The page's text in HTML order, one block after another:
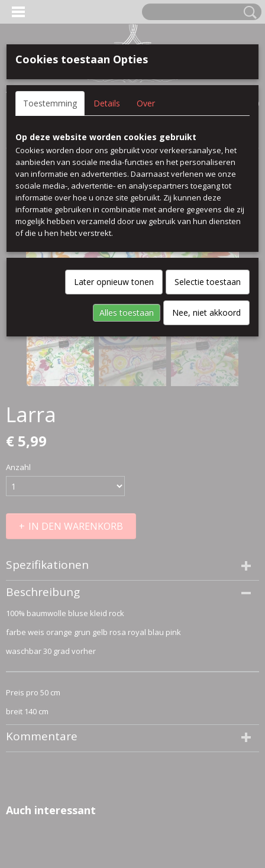
Anmelden Registrieren
(0)
Startseite>100 % baumwolle >Larra
Larra
€ 5,99
Anzahl
IN DEN WARENKORB
Spezifikationen
Größe (l,b,h)
50 x 140 x 0 cm
Beschreibung
100% baumwolle bluse kleid rock
farbe weis orange grun gelb rosa royal blau pink
waschbar 30 grad vorher
Preis pro 50 cm
breit 140 cm
Kommentare
Auch interessant
Cookies toestaan Opties
Toestemming Details Over
Op deze website worden cookies gebruikt
Cookies worden door ons gebruikt voor verkeersanalyse, het
aanbieden van sociale media-functies en het personaliseren
van informatie en advertenties. Daarnaast verlenen we onze
sociale media-, advertentie- en analysepartners toegang tot
informatie over hoe u onze site gebruikt. Zij kunnen deze
informatie gebruiken in combinatie met andere gegevens die zij
mogelijk hebben verzameld door uw gebruik van hun diensten
of die u hen hebt verstrekt.
Later opnieuw tonen Selectie toestaan
Alles toestaan Nee, niet akkoord